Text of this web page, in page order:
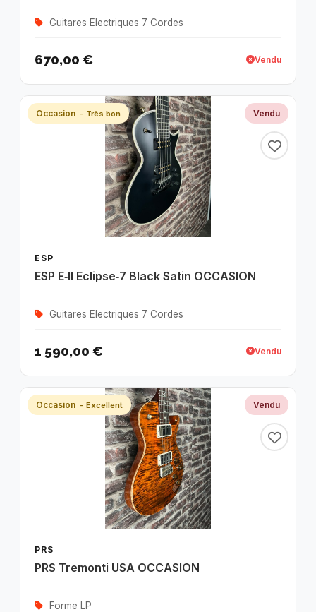
Guitares Electriques 7 Cordes
670,00 € Vendu
Occasion - Très bon Vendu
ESP
ESP E‑II Eclipse‑7 Black Satin OCCASION
Guitares Electriques 7 Cordes
1 590,00 € Vendu
Occasion - Excellent Vendu
PRS
PRS Tremonti USA OCCASION
Forme LP